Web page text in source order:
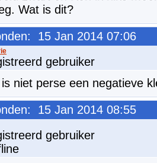
Wat is dit?
15 Jan 2014 07:06
gebruiker
niet perse een negatieve
15 Jan 2014 08:55
gebruiker